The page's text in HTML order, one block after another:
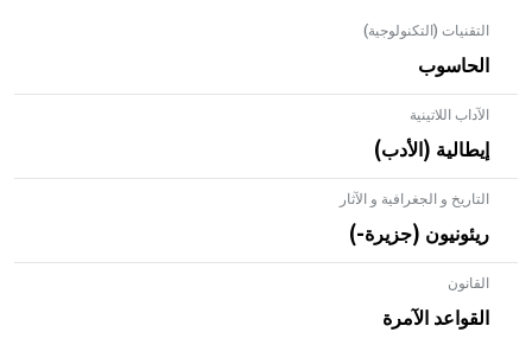
التقنيات (التكنولوجية)
الحاسوب
الآداب اللاتينية
إيطالية (الأدب)
التاريخ و الجغرافية و الآثار
ريئونيون (جزيرة-)
القانون
القواعد الآمرة
- هل تعلم أن الأبلق نوع من الفنون الهندسية التي ارتبطت
بالعمارة الإسلامية في بلاد الشام ومصر خاصة، حيث يحرص
المعمار على بناء مداميكه وخاصة في الواجهات